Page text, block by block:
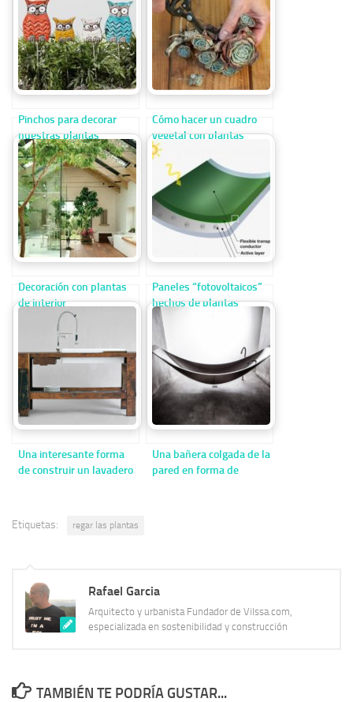
Pinchos para decorar
nuestras plantas
Cómo hacer un cuadro
vegetal con plantas
Decoración con plantas
de interior
Paneles “fotovoltaicos”
hechos de plantas
Una interesante forma
de construir un lavadero
Una bañera colgada de la
pared en forma de
Etiquetas: regar las plantas
Rafael Garcia
Arquitecto y urbanista Fundador de Vilssa.com,
especializada en sostenibilidad y construcción
TAMBIÉN TE PODRÍA GUSTAR...